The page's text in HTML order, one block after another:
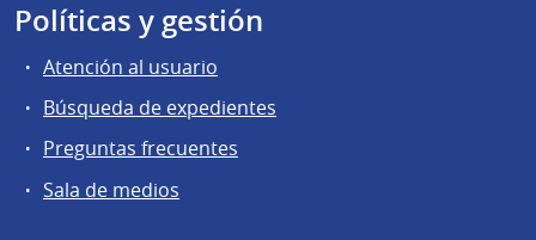
Políticas y gestión
Atención al usuario
Búsqueda de expedientes
Preguntas frecuentes
Sala de medios